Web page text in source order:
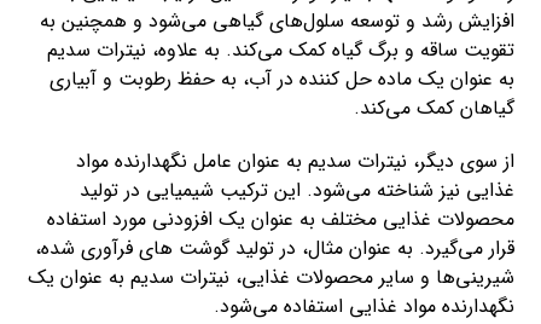
افزایش رشد و توسعه سلول‌های گیاهی می‌شود و همچنین به
تقویت ساقه و برگ گیاه کمک می‌کند. به علاوه، نیترات سدیم
به عنوان یک ماده حل کننده در آب، به حفظ رطوبت و آبیاری
گیاهان کمک می‌کند.
از سوی دیگر، نیترات سدیم به عنوان عامل نگهدارنده مواد
غذایی نیز شناخته می‌شود. این ترکیب شیمیایی در تولید
محصولات غذایی مختلف به عنوان یک افزودنی مورد استفاده
قرار می‌گیرد. به عنوان مثال، در تولید گوشت های فرآوری شده،
شیرینی‌ها و سایر محصولات غذایی، نیترات سدیم به عنوان یک
نگهدارنده مواد غذایی استفاده می‌شود.